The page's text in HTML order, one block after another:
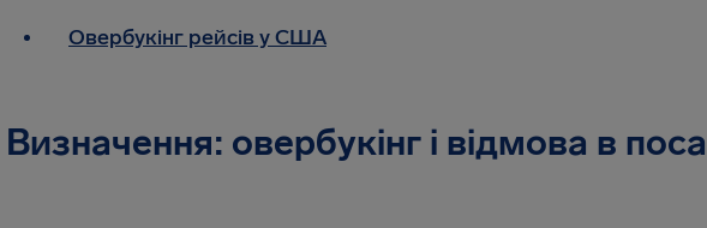
Овербукінг рейсів у США
Визначення: овербукінг і відмова в